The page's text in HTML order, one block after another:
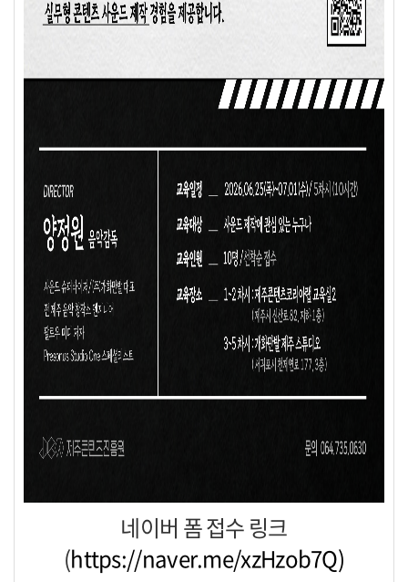
네이버 폼 접수 링크
(https://naver.me/xzHzob7Q)